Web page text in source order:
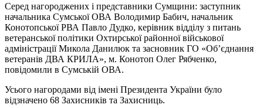
Серед нагороджених і представники Сумщини: заступник
начальника Сумської ОВА Володимир Бабич, начальник
Конотопської РВА Павло Дудко, керівник відділу з питань
ветеранської політики Охтирської районної військової
адміністрації Микола Данилюк та засновник ГО «Об’єднання
ветеранів ДВА КРИЛА», м. Конотоп Олег Рябченко,
повідомили в Сумській ОВА.
Усього нагородами від імені Президента України було
відзначено 68 Захисників та Захисниць.